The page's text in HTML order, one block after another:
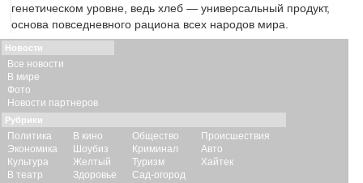
генетическом уровне, ведь хлеб — универсальный продукт,
основа повседневного рациона всех народов мира.
Новости
Все новости
В мире
Фото
Новости партнеров
Рубрики
Политика
Экономика
Культура
В театр
В кино
Шоубиз
Желтый
Здоровье
Общество
Криминал
Туризм
Сад-огород
Происшествия
Авто
Хайтек